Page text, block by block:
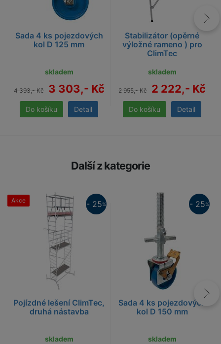
Sada 4 ks pojezdových
kol D 125 mm
skladem
4 393,- Kč 3 303,- Kč
Detail
Stabilizátor (opěrné
výložné rameno ) pro
ClimTec
skladem
2 955,- Kč 2 222,- Kč
Detail
Další z kategorie
Pojízdné lešení ClimTec,
druhá nástavba
Akce
skladem
- 25%
Sada 4 ks pojezdových
kol D 150 mm
skladem
- 25%